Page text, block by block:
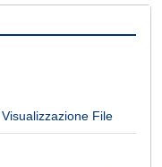
Visualizzazione File